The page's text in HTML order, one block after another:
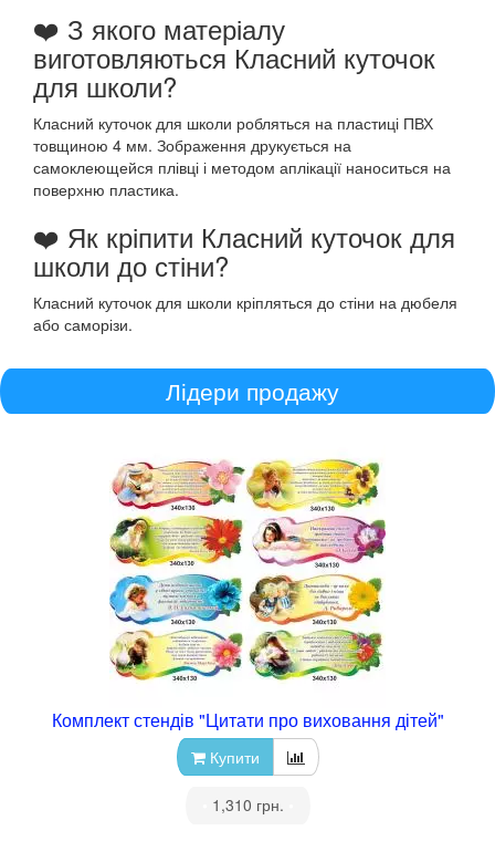
❤️ З якого матеріалу
виготовляються Класний куточок
для школи?
Класний куточок для школи робляться на пластиці ПВХ
товщиною 4 мм. Зображення друкується на
самоклеющейся плівці і методом аплікації наноситься на
поверхню пластика.
❤️ Як кріпити Класний куточок для
школи до стіни?
Класний куточок для школи кріпляться до стіни на дюбеля
або саморізи.
Лідери продажу
Комплект стендів "Цитати про виховання дітей"
Купити
1,310 грн.